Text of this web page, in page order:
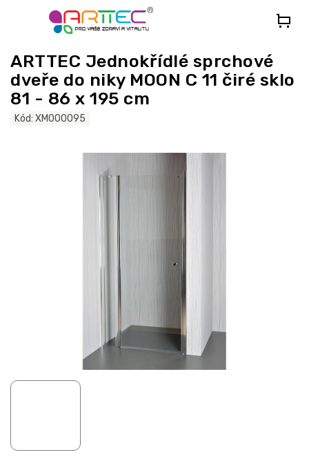
ARTTEC Jednokřídlé sprchové
dveře do niky MOON C 11 čiré sklo
81 - 86 x 195 cm
Kód: XMOO0095